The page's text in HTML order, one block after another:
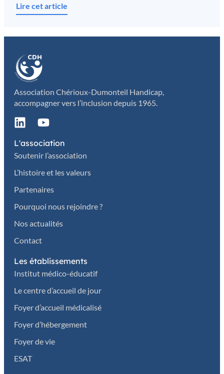
Lire cet article
Association Chérioux-Dumonteil Handicap,
accompagner vers l’inclusion depuis 1965.
L'association
Soutenir l’association
L’histoire et les valeurs
Partenaires
Pourquoi nous rejoindre ?
Nos actualités
Contact
Les établissements
Institut médico-éducatif
Le centre d’accueil de jour
Foyer d’accueil médicalisé
Foyer d’hébergement
Foyer de vie
ESAT